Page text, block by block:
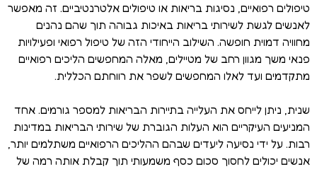
טיפולים רפואיים, נסיגות בריאות או טיפולים אלטרנטיביים. זה מאפשר
לאנשים לגשת לשירותי בריאות באיכות גבוהה תוך שהם נהנים
מחוויה דמוית חופשה. השילוב הייחודי הזה של טיפול רפואי ופעילויות
פנאי משך מגוון רחב של מטיילים, מאלה המחפשים הליכים רפואיים
מתקדמים ועד לאלו המחפשים לשפר את רווחתם הכללית.
שנית, ניתן לייחס את העלייה בתיירות הבריאות למספר גורמים. אחד
המניעים העיקריים הוא העלות הגוברת של שירותי הבריאות במדינות
רבות. על ידי נסיעה ליעדים שבהם ההליכים הרפואיים משתלמים יותר,
אנשים יכולים לחסוך סכום כסף משמעותי תוך קבלת אותה רמה של